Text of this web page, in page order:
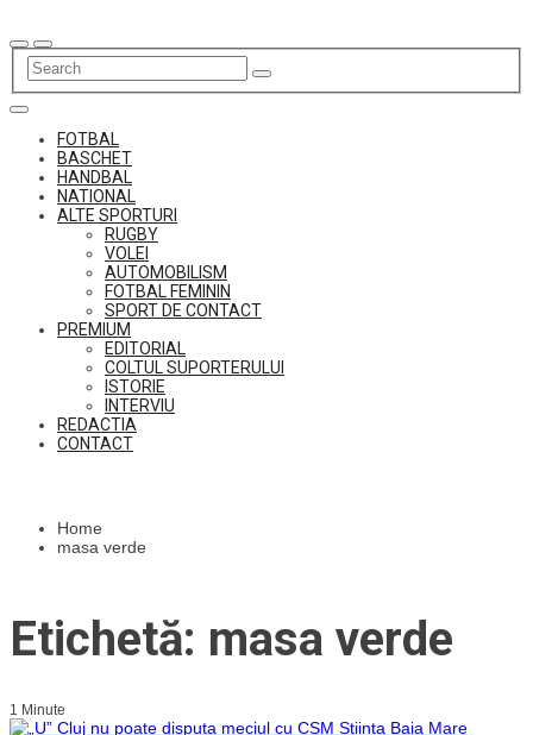
to
content
FOTBAL
BASCHET
HANDBAL
NATIONAL
ALTE SPORTURI
RUGBY
VOLEI
AUTOMOBILISM
FOTBAL FEMININ
SPORT DE CONTACT
PREMIUM
EDITORIAL
COLTUL SUPORTERULUI
ISTORIE
INTERVIU
REDACTIA
CONTACT
Home
masa verde
Etichetă: masa verde
1 Minute